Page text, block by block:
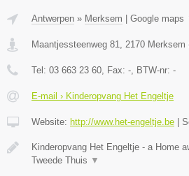
Antwerpen » Merksem Google maps
Maantjessteenweg 81, 2170 Merksem
Tel: 03 663 23 60, Fax: -, BTW-nr: -
E-mail › Kinderopvang Het Engeltje
Website: http://www.het-engeltje.be
Kinderopvang Het Engeltje - a Home
Tweede Thuis ▼